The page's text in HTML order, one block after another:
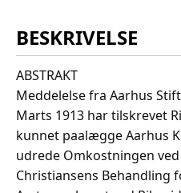
BESKRIVELSE
ABSTRAKT
Meddelelse fra Aarhus
Marts 1913 har tilskrevet
kunnet paalægge Aarhus
udrede Omkostningen ved
Christiansens Behandling